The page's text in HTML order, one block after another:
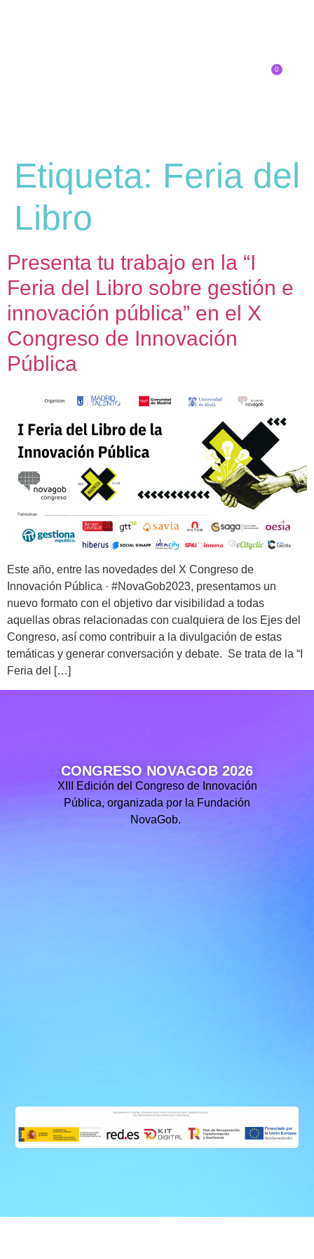
0
Etiqueta: Feria del
Libro
Presenta tu trabajo en la “I
Feria del Libro sobre gestión e
innovación pública” en el X
Congreso de Innovación
Pública
Este año, entre las novedades del X Congreso de
Innovación Pública · #NovaGob2023, presentamos un
nuevo formato con el objetivo dar visibilidad a todas
aquellas obras relacionadas con cualquiera de los Ejes del
Congreso, así como contribuir a la divulgación de estas
temáticas y generar conversación y debate. Se trata de la “I
Feria del […]
CONGRESO NOVAGOB 2026
XIII Edición del Congreso de Innovación
Pública, organizada por la Fundación
NovaGob.